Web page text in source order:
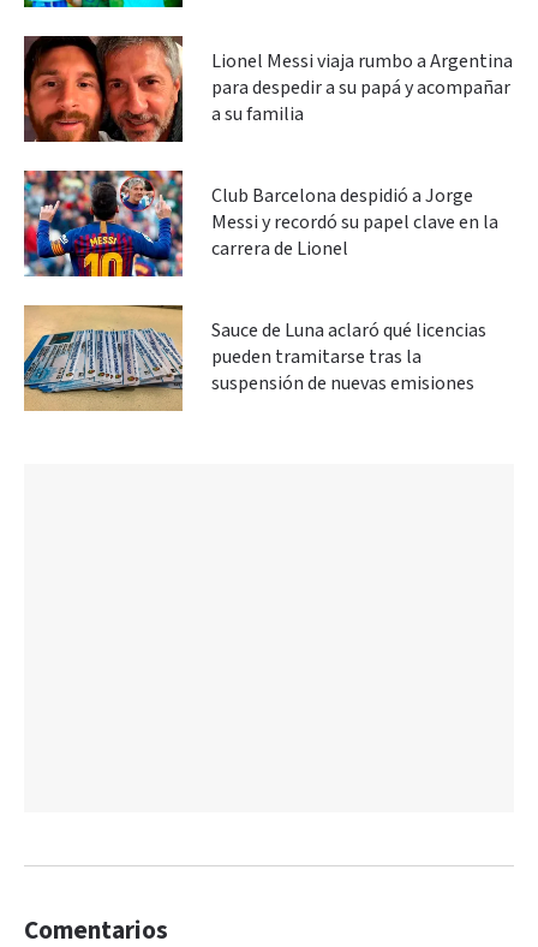
Lionel Messi viaja rumbo a Argentina
para despedir a su papá y acompañar
a su familia
Club Barcelona despidió a Jorge
Messi y recordó su papel clave en la
carrera de Lionel
Sauce de Luna aclaró qué licencias
pueden tramitarse tras la
suspensión de nuevas emisiones
Comentarios